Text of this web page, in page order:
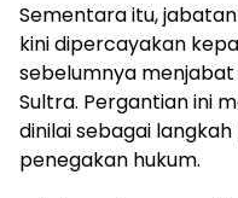
Sementara itu,
kini dipercayakan
sebelumnya menjabat
Sultra. Pergantian ini
dinilai sebagai
penegakan hukum.